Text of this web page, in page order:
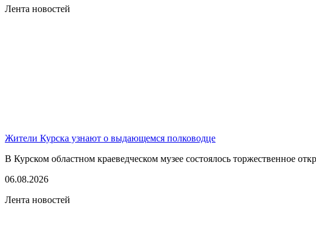
Лента новостей
Жители Курска узнают о выдающемся полководце
В Курском областном краеведческом музее состоялось торжественное
06.08.2026
Лента новостей